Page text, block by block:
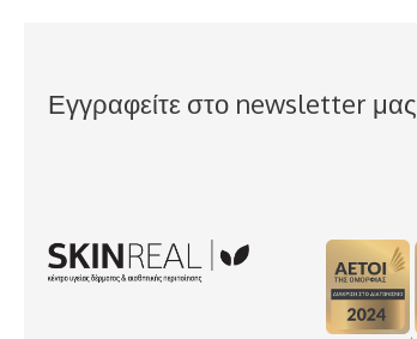
Εγγραφείτε στο newsletter μας